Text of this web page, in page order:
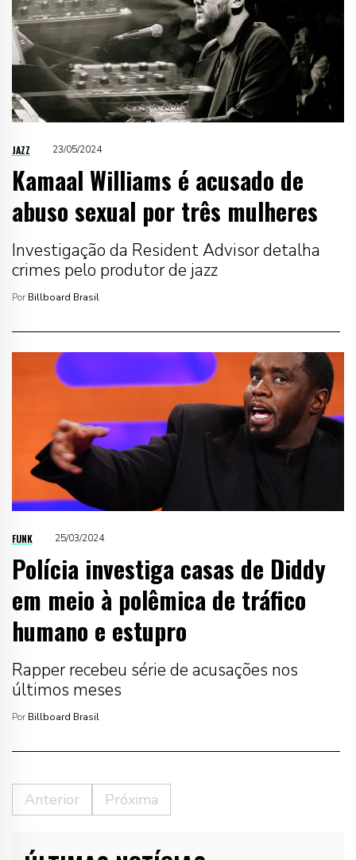
JAZZ 23/05/2024
Kamaal Williams é acusado de
abuso sexual por três mulheres
Investigação da Resident Advisor detalha
crimes pelo produtor de jazz
Por Billboard Brasil
FUNK 25/03/2024
Polícia investiga casas de Diddy
em meio à polêmica de tráfico
humano e estupro
Rapper recebeu série de acusações nos
últimos meses
Por Billboard Brasil
Anterior Próxima